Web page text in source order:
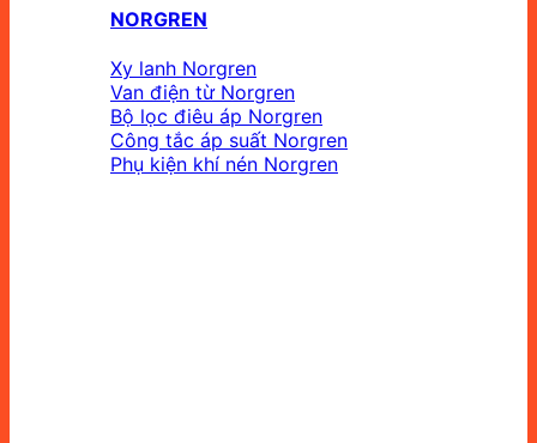
NORGREN
Xy lanh Norgren
Van điện từ Norgren
Bộ lọc điêu áp Norgren
Công tắc áp suất Norgren
Phụ kiện khí nén Norgren